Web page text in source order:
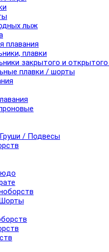
лыж
плавания
плавки
закрытого и
плавки / шорты
/ Подвесы